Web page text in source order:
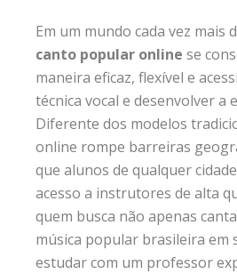
Em um mundo cada vez mais
canto popular online se
maneira eficaz, flexível e
técnica vocal e desenvolver a
Diferente dos modelos
online rompe barreiras
que alunos de qualquer
acesso a instrutores de alta
quem busca não apenas
música popular brasileira em
estudar com um professor